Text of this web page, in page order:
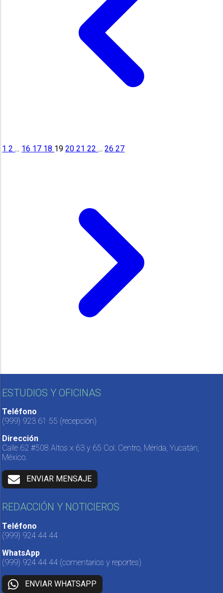
12... 16 17 18 19 202122... 2627
ESTUDIOS Y OFICINAS
Teléfono
(999) 923 61 55 (recepción)
Dirección
Calle 62 #508 Altos x 63 y 65 Col. Centro, Mérida, Yucatán,
México.
ENVIAR MENSAJE
REDACCIÓN Y NOTICIEROS
Teléfono
(999) 924 44 44
WhatsApp
(999) 924 44 44 (comentarios y reportes)
ENVIAR WHATSAPP